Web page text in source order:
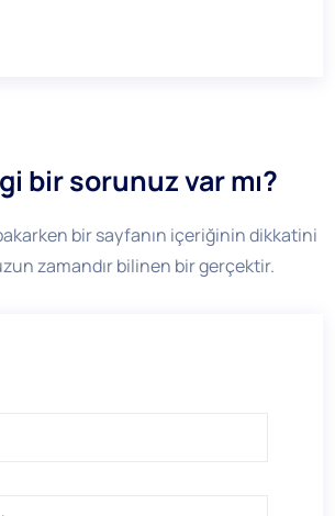
bir sorunuz var mı?
bir sayfanın içeriğinin dikkatini
zamandır bilinen bir gerçektir.